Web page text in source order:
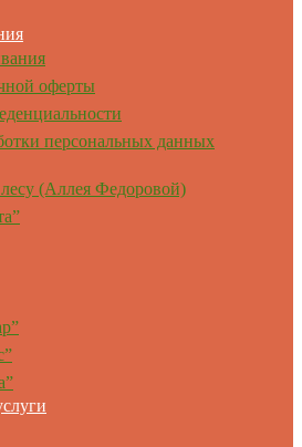
оферты
персональных данных
(Аллея Федоровой)